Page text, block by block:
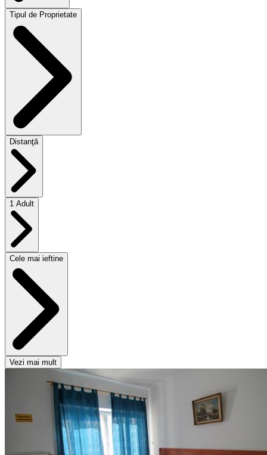
Tipul de Proprietate
Distanţă
1 Adult
Cele mai ieftine
Vezi mai mult